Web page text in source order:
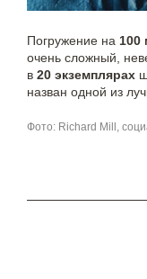
Погружение на 100
очень сложный,
в 20 экземплярах
назван одной из
Фото: Richard Mill,